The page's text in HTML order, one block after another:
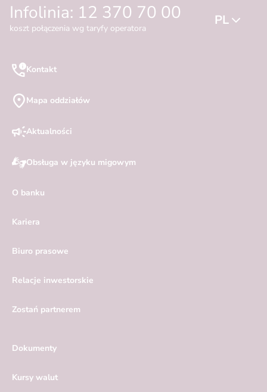
Infolinia: 12 370 70 00
koszt połączenia wg taryfy operatora PL
Kontakt
Mapa oddziałów
Aktualności
Obsługa w języku migowym
O banku
Kariera
Biuro prasowe
Relacje inwestorskie
Zostań partnerem
Dokumenty
Kursy walut